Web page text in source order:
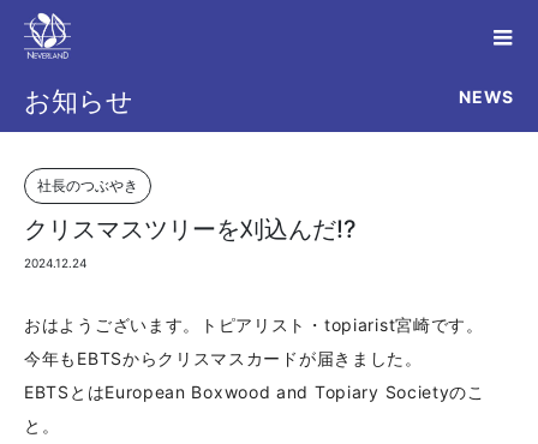
お知らせ NEWS
社長のつぶやき
クリスマスツリーを刈込んだ!?
2024.12.24
おはようございます。トピアリスト・topiarist宮崎です。
今年もEBTSからクリスマスカードが届きました。
EBTSとはEuropean Boxwood and Topiary Societyのこ
と。